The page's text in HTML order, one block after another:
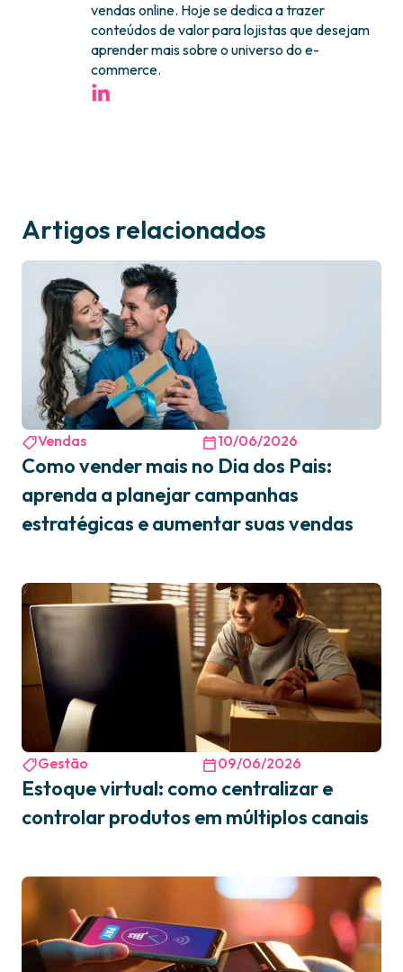
vendas online. Hoje se dedica a trazer
conteúdos de valor para lojistas que desejam
aprender mais sobre o universo do e-
commerce.
Artigos relacionados
Vendas 10/06/2026
Como vender mais no Dia dos Pais:
aprenda a planejar campanhas
estratégicas e aumentar suas vendas
Gestão 09/06/2026
Estoque virtual: como centralizar e
controlar produtos em múltiplos canais